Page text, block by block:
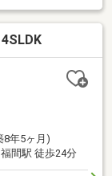
ーパーもあ
ます。令和９
も近く、自然
辺を散歩した
環境でありな
スの取れた住
8年5ヶ月)
間駅 徒歩24分